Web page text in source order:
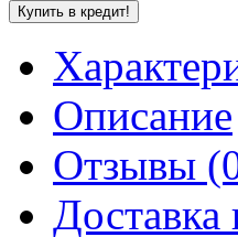
Описание
Отзывы
Доставка